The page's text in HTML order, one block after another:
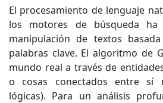
El procesamiento de lenguaje
los motores de búsqueda ha
manipulación de textos
palabras clave. El algoritmo de
mundo real a través de
o cosas conectados entre sí
lógicas). Para un análisis